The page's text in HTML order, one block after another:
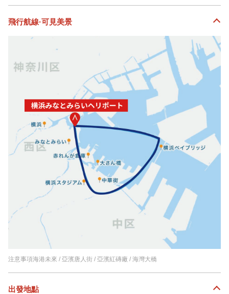
飛行航線·可見美景
注意事項海港未來 / 亞濱唐人街 / 亞濱紅磚廠 / 海灣大橋
出發地點